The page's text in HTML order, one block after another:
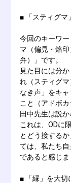
■ 「スティグマ
今回のキーワ
マ（偏見・烙
弁）」です。
見た目には分
れ（スティグ
なき声」をキ
こと（アドボ
田中先生は説か
これは、ODに
とどう接する
ては、私たち
であると感じま
■ 「縁」を大切